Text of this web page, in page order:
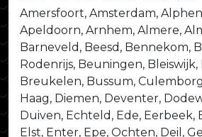
Amersfoort, Amsterdam,
Apeldoorn, Arnhem, Almere,
Barneveld, Beesd, Bennekom,
Rodenrijs, Beuningen, Bleiswijk,
Breukelen, Bussum,
Haag, Diemen, Deventer,
Duiven, Echteld, Ede, Eerbeek,
Elst, Enter, Epe, Ochten, Deil,